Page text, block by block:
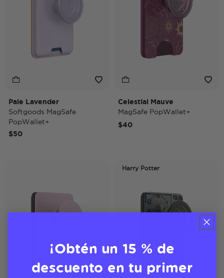
Pale Lavender
Softgoods MagSafe
PopWallet+
$50
Celestial Mauve
MagSafe PopWallet+
$40
Harry Potter
¡Obtén un 15 % de
descuento en tu primer